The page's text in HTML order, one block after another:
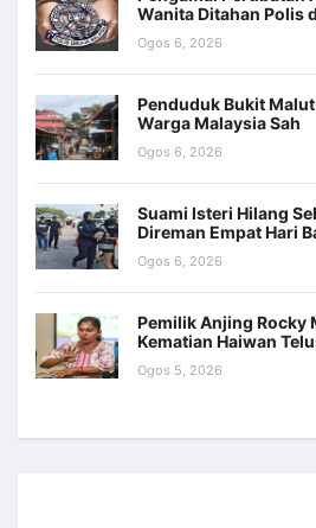
Wanita Ditahan Polis
Ogos 6, 2026
Penduduk Bukit
Warga Malaysia Sah
Ogos 6, 2026
Suami Isteri Hilang
Direman Empat Hari
Ogos 6, 2026
Pemilik Anjing Rocky
Kematian Haiwan
Ogos 5, 2026